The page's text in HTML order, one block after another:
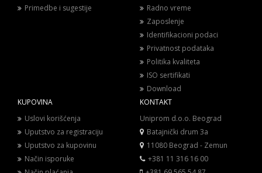
Primedbe i sugestije
Radno vreme
Zaposlenje
Identifikacioni podaci
Privatnost podataka
Politika kvaliteta
ISO sertifikati
Download
KUPOVINA
Uslovi korišćenja
Uputstvo za registraciju
Uputstvo za kupovinu
Način isporuke
KONTAKT
Uniprom d.o.o. Beograd
Batajnički drum 3a
11080 Beograd - Zemun
+381 11 316 16 00